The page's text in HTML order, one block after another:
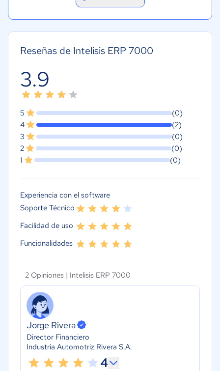
Reseñas de Intelisis ERP 7000
3.9
5
(0)
4
(2)
3
(0)
2
(0)
1
(0)
Experiencia con el software
Soporte Técnico
Facilidad de uso
Funcionalidades
2 Opiniones | Intelisis ERP 7000
Jorge Rivera
Director Financiero
Industria Automotriz Rivera S.A.
4